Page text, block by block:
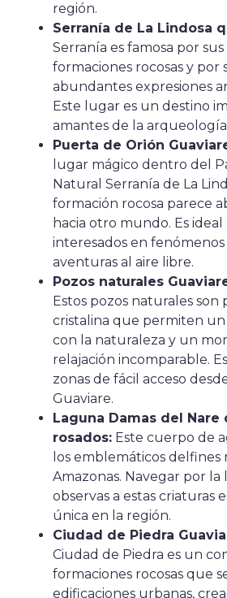
región.
Serranía de La Lindosa
Serranía es famosa por
formaciones rocosas y por
abundantes expresiones
Este lugar es un destino
amantes de la
Puerta de Orión
lugar mágico dentro del
Natural Serranía de La
formación rocosa parece
hacia otro mundo. Es ideal
interesados en
aventuras al aire libre.
Pozos naturales
Estos pozos naturales son
cristalina que permiten
con la naturaleza y un
relajación incomparable.
zonas de fácil acceso
Guaviare.
Laguna Damas del Nare
rosados: Este cuerpo de
los emblemáticos delfines
Amazonas. Navegar por
observas a estas criaturas
única en la región.
Ciudad de Piedra
Ciudad de Piedra es un
formaciones rocosas que
edificaciones urbanas,